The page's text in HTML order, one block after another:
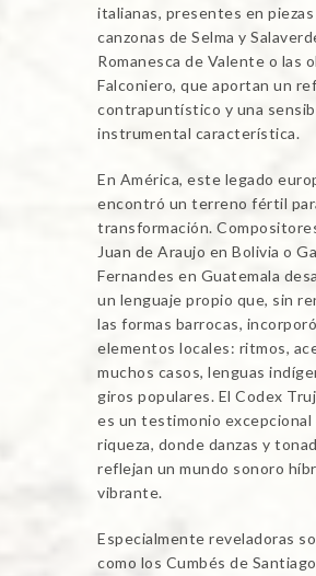
italianas, presentes en piezas
canzonas de Selma y
Romanesca de Valente o las
Falconiero, que aportan un
contrapuntístico y una
instrumental característica.
En América, este legado
encontró un terreno fértil
transformación.
Juan de Araujo en Bolivia o
Fernandes en Guatemala
un lenguaje propio que, sin
las formas barrocas, incorporó
elementos locales: ritmos,
muchos casos, lenguas
giros populares. El Codex
es un testimonio excepcional
riqueza, donde danzas y
reflejan un mundo sonoro
vibrante.
Especialmente reveladoras
como los Cumbés de